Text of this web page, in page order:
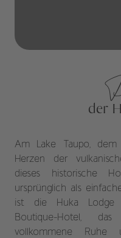
der
Am Lake Taupo, dem
Herzen der
dieses historische
ursprünglich als
ist die Huka Lodge
Boutique-Hotel, das
vollkommene